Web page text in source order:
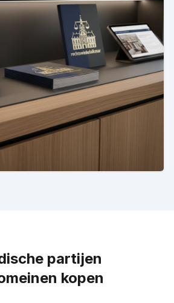
partijen
kopen